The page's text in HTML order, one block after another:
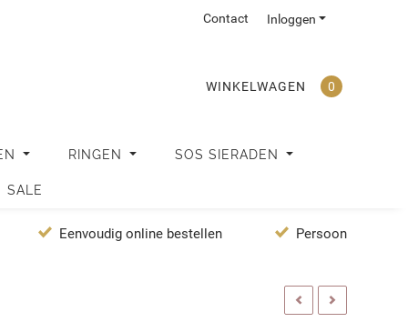
Inloggen
Contact
WINKELWAGEN 0
RINGEN SOS SIERADEN
SALE
Eenvoudig online bestellen Persoonlijke